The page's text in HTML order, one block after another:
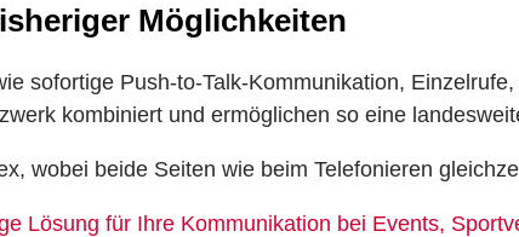
Möglichkeiten
sofortige Push-to-Talk-Kommunikation,
kombiniert und ermöglichen so eine
wobei beide Seiten wie beim Telefonieren
Lösung für Ihre Kommunikation bei Events,